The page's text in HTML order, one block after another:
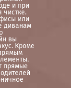
и при
чистке.
или
диванам
вы
Кроме
прямые